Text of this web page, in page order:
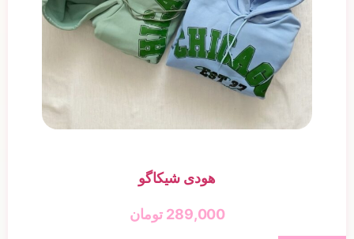
هودی شیکاگو
289,000 تومان